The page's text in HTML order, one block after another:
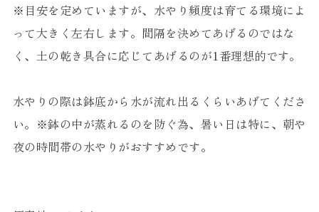
※目安を定めていますが、水やり頻度は育てる環境によ
って大きく左右します。間隔を決めてあげるのではな
く、土の乾き具合に応じてあげるのが1番理想的です。
水やりの際は鉢底から水が流れ出るくらいあげてくださ
い。※鉢の中が蒸れるのを防ぐ為、暑い日は特に、朝や
夜の時間帯の水やりがおすすめです。